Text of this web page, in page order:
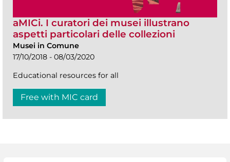
aMICi. I curatori dei musei illustrano
aspetti particolari delle collezioni
Musei in Comune
17/10/2018 - 08/03/2020
Educational resources for all
Free with MIC card